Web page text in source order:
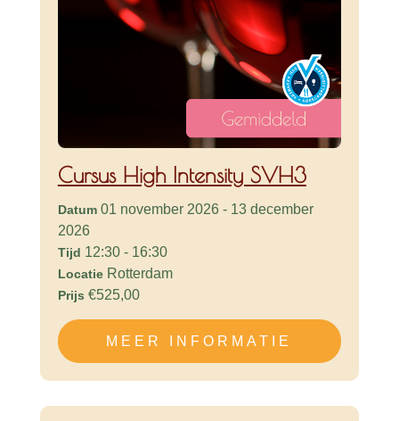
Cursus High Intensity SVH3
Datum 01 november 2026 - 13 december
2026
Tijd 12:30 - 16:30
Locatie Rotterdam
Prijs €525,00
MEER INFORMATIE